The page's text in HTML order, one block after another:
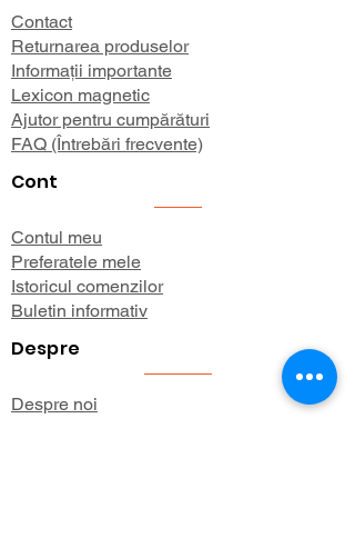
Contact
Returnarea produselor
Informații importante
Lexicon magnetic
Ajutor pentru cumpărături
FAQ (Întrebări frecvente)
Cont
Contul meu
Preferatele mele
Istoricul comenzilor
Buletin informativ
Despre
Despre noi